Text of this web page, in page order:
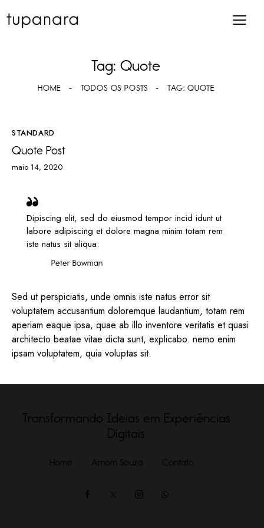
Tag: Quote
HOME TODOS OS POSTS TAG: QUOTE
STANDARD
Quote Post
maio 14, 2020
Dipiscing elit, sed do eiusmod tempor incid idunt ut
labore adipiscing et dolore magna minim totam rem
iste natus sit aliqua.
Peter Bowman
Sed ut perspiciatis, unde omnis iste natus error sit
voluptatem accusantium doloremque laudantium, totam rem
aperiam eaque ipsa, quae ab illo inventore veritatis et quasi
architecto beatae vitae dicta sunt, explicabo. nemo enim
ipsam voluptatem, quia voluptas sit.
Transformando Ideias em Experiências
Digitais
Home Amom Souza Contato